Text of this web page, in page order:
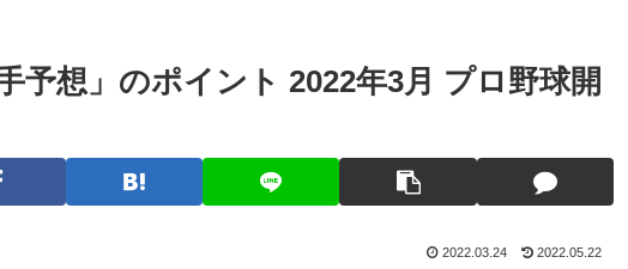
予想」のポイント 2022年3月 プロ野球開
2022.03.24 2022.05.22